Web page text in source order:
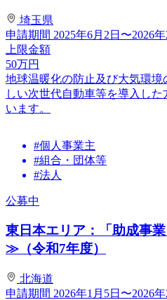
埼玉県
申請期間 2025年6月2日〜2026年
上限金額
50万円
地球温暖化の防止及び大気環
しい次世代自動車等を導入し
います。
#個人事業主
#組合・団体等
#法人
公募中
東日本エリア：「助成事
≫（令和7年度）
北海道
申請期間 2026年1月5日〜2026年